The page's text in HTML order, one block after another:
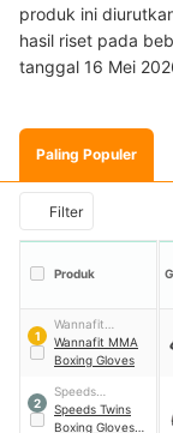
produk ini
hasil riset pada
tanggal 16 Mei
Paling Populer
Filter
Produk
1
Wannafit
Indonesia
Wannafit MMA
Boxing Gloves
2
Speeds
Indonesia
Speeds Twins
Boxing Gloves｜